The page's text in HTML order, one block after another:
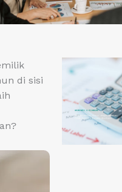
di sisi